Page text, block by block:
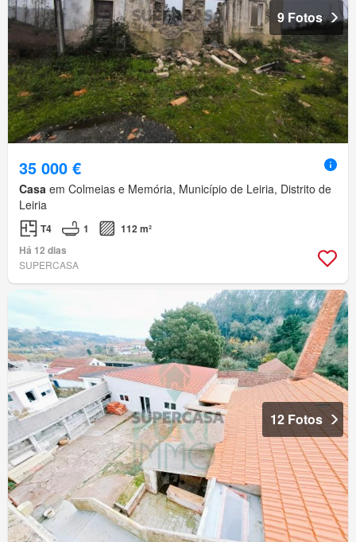
9 Fotos
35 000 €
Casa em Colmeias e Memória, Município de Leiria, Distrito de
Leiria
T4 1
112 m²
Há 12 dias
SUPERCASA
12 Fotos